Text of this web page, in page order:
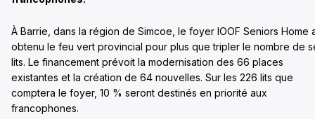
À Barrie, dans la région de Simcoe, le foyer IOOF Seniors Home
obtenu le feu vert provincial pour plus que tripler le nombre de
lits. Le financement prévoit la modernisation des 66 places
existantes et la création de 64 nouvelles. Sur les 226 lits que
comptera le foyer, 10 % seront destinés en priorité aux
francophones.